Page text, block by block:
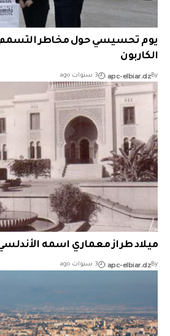
يوم تحسيسي حول مخاطر التسمم
الكاربون
By
apc-elbiar.dz 3 سنوات ago
ميلاد طراز معماري اسمه
By
apc-elbiar.dz 3 سنوات ago